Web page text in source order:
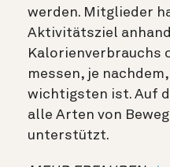
werden. Mitglieder
Aktivitätsziel
Kalorienverbrauchs
messen, je
wichtigsten ist. Auf
alle Arten von
unterstützt.